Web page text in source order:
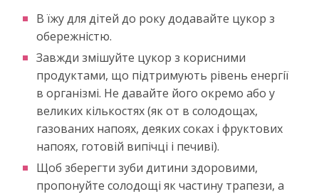
В їжу для дітей до року додавайте цукор з
обережністю.
Завжди змішуйте цукор з корисними
продуктами, що підтримують рівень енергії
в організмі. Не давайте його окремо або у
великих кількостях (як от в солодощах,
газованих напоях, деяких соках і фруктових
напоях, готовій випічці і печиві).
Щоб зберегти зуби дитини здоровими,
пропонуйте солодощі як частину трапези, а